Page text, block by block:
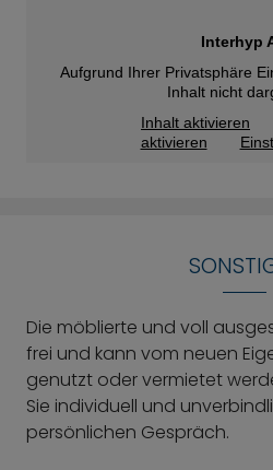
Interhyp
Aufgrund Ihrer Privatsphäre
Inhalt nicht
Inhalt aktivieren
aktivieren
Die möblierte und voll
frei und kann vom neuen
genutzt oder vermietet
Sie individuell und
persönlichen Gespräch.